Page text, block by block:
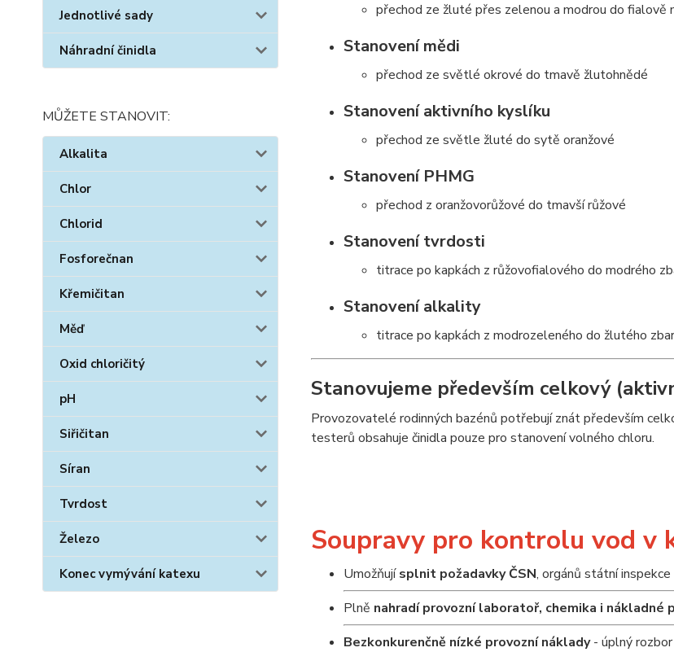
Jednotlivé sady
Náhradní činidla
MŮŽETE STANOVIT:
Alkalita
Chlor
Chlorid
Fosforečnan
Křemičitan
Měď
Oxid chloričitý
pH
Siřičitan
Síran
Tvrdost
Železo
Konec vymývání katexu
přechod ze žluté přes zelenou a modrou do fialově
Stanovení mědi
přechod ze světlé okrové do tmavě žlutohnědé
Stanovení aktivního kyslíku
přechod ze světle žluté do sytě oranžové
Stanovení PHMG
přechod z oranžovorůžové do tmavší růžové
Stanovení tvrdosti
titrace po kapkách z růžovofialového do modrého
Stanovení alkality
titrace po kapkách z modrozeleného do žlutého
Stanovujeme především celkový
Provozovatelé rodinných bazénů potřebují znát především
testerů obsahuje činidla pouze pro stanovení volného chloru.
Soupravy pro kontrolu vod v
Umožňujísplnit požadavky ČSN, orgánů státní
Plně nahradí provozní laboratoř, chemika i nákladné
Bezkonkurenčně nízké provozní náklady- úplný rozbor